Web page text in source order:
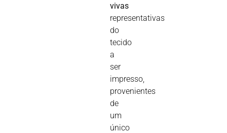
vivas
representativas
do
tecido
a
ser
impresso,
provenientes
de
um
único